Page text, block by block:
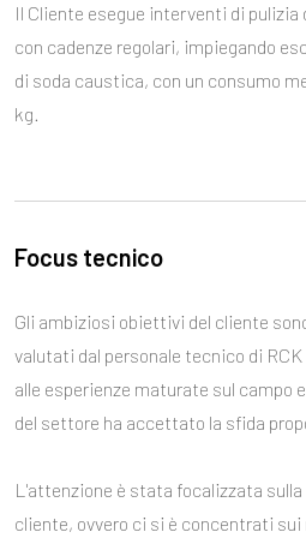
Il Cliente esegue interventi di pulizia
con cadenze regolari, impiegando
di soda caustica, con un consumo
kg.
Focus tecnico
Gli ambiziosi obiettivi del cliente
valutati dal personale tecnico di
alle esperienze maturate sul campo
del settore ha accettato la sfida
L'attenzione è stata focalizzata
cliente, ovvero ci si è concentrati